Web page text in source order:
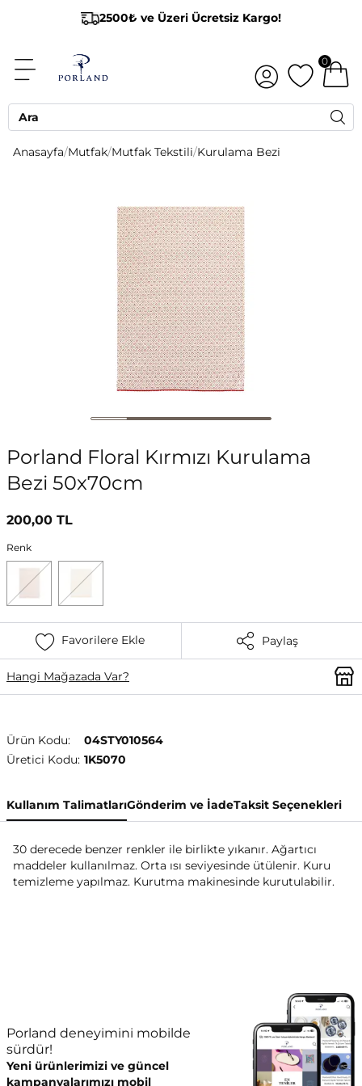
2500₺ ve Üzeri Ücretsiz Kargo!
0
Anasayfa/Mutfak/Mutfak Tekstili/Kurulama Bezi
Porland Floral Kırmızı Kurulama
Bezi 50x70cm
200,00 TL
Renk
Favorilere Ekle Paylaş
Hangi Mağazada Var?
Ürün Kodu:
04STY010564
Üretici Kodu: 1K5070
Kullanım TalimatlarıGönderim ve İadeTaksit Seçenekleri
30 derecede benzer renkler ile birlikte yıkanır. Ağartıcı
maddeler kullanılmaz. Orta ısı seviyesinde ütülenir. Kuru
temizleme yapılmaz. Kurutma makinesinde kurutulabilir.
Porland deneyimini mobilde
sürdür!
Yeni ürünlerimizi ve güncel
kampanyalarımızı mobil